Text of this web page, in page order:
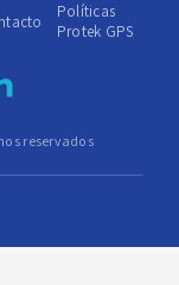
reservados
Políticas
Protek GPS